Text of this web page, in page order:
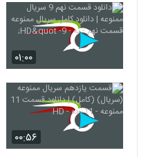
۰۱:۰۰
۰۰:۵۶